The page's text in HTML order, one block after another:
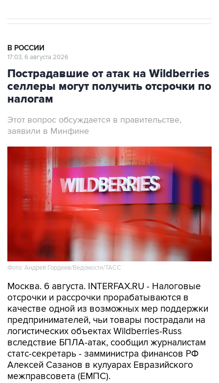
В РОССИИ
17:03, 6 августа 2026
Пострадавшие от атак на Wildberries
селлеры могут получить отсрочки по
налогам
Этот вопрос обсуждается в правительстве,
заявили в Минфине
Фото: Андрей Гордеев/Ведомости/ТАСС
Москва. 6 августа. INTERFAX.RU - Налоговые
отсрочки и рассрочки прорабатываются в
качестве одной из возможных мер поддержки
предпринимателей, чьи товары пострадали на
логистических объектах Wildberries-Russ
вследствие БПЛА-атак, сообщил журналистам
статс-секретарь - замминистра финансов РФ
Алексей Сазанов в кулуарах Евразийского
межправсовета (ЕМПС).